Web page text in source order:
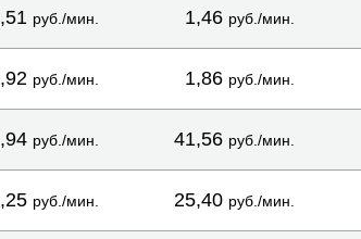
руб./мин. 1,46 руб./мин.
руб./мин. 1,86 руб./мин.
руб./мин. 41,56 руб./мин.
руб./мин. 25,40 руб./мин.